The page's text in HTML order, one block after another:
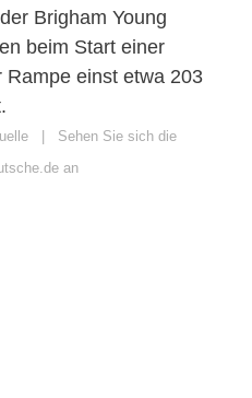
Brigham Young
beim Start einer
Rampe einst etwa 203
| Sehen Sie sich die
an